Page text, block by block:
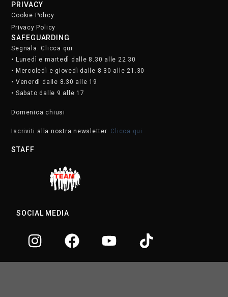
PRIVACY
Cookie Policy
Privacy Policy
SAFEGUARDING
Segnala. Clicca qui
• Lunedì e martedì dalle 8.30 alle 22.30
• Mercoledì e giovedì dalle 8.30 alle 21.30
• Venerdì dalle 8.30 alle 19
• Sabato dalle 9 alle 17
Domenica chiusi
Iscriviti alla nostra newsletter. Clicca qui
STAFF
SOCIAL MEDIA